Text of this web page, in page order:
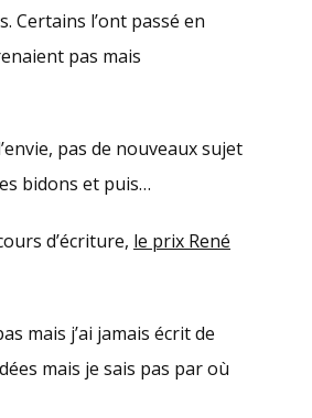
Certains l’ont passé en
pas mais
pas de nouveaux sujet
bidons et puis…
d’écriture, le prix René
mais j’ai jamais écrit de
mais je sais pas par où